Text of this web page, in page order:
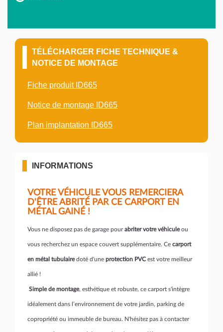
TÉLÉCHARGER FICHE TECHNIQUE &
NOTICE DE MONTAGE
Fiche produit ID665
Notice de montage ID665
Plan implantation ID665
INFORMATIONS
VOTRE VÉHICULE VOUS REMERCIERA
D'ÊTRE ABRITÉ PAR CE CARPORT EN
MÉTAL GAINÉ !
Vous ne disposez pas de garage pourabriter votre véhiculeou
vous recherchez un espace couvert supplémentaire. Ce carport
en métal tubulairedoté d'une protection PVCest votre meilleur
allié !
Simple de montage, esthétique et robuste, ce carport s'intègre
idéalement dans l’environnement de votre jardin, parking de
copropriété ou immeuble de bureau. N'hésitez pas à contacter